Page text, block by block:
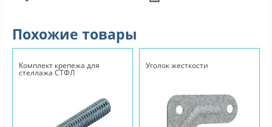
Похожие товары
Комплект крепежа для
стеллажа СТФЛ
Уголок жесткости